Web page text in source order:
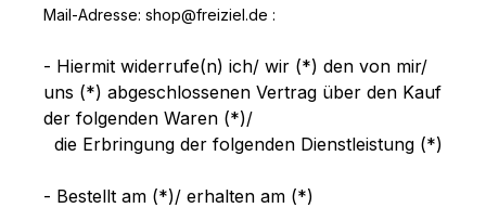
Mail-Adresse: shop@freiziel.de :
- Hiermit widerrufe(n) ich/ wir (*) den von mir/
uns (*) abgeschlossenen Vertrag über den Kauf
der folgenden Waren (*)/
die Erbringung der folgenden Dienstleistung (*)
- Bestellt am (*)/ erhalten am (*)